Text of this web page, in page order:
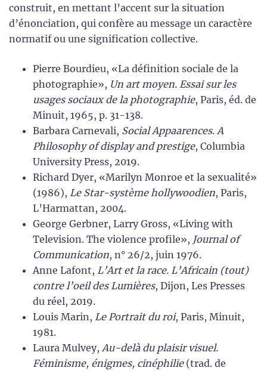
construit, en mettant l’accent sur la situation
d’énonciation, qui confère au message un caractère
normatif ou une signification collective.
Pierre Bourdieu, «La définition sociale de la
photographie», Un art moyen. Essai sur les
usages sociaux de la photographie, Paris, éd. de
Minuit, 1965, p. 31-138.
Barbara Carnevali, Social Appaarences. A
Philosophy of display and prestige, Columbia
University Press, 2019.
Richard Dyer, «Marilyn Monroe et la sexualité»
(1986), Le Star-système hollywoodien, Paris,
L’Harmattan, 2004.
George Gerbner, Larry Gross, «Living with
Television. The violence profile», Journal of
Communication, n° 26/2, juin 1976.
Anne Lafont, L’Art et la race. L’Africain (tout)
contre l’oeil des Lumières, Dijon, Les Presses
du réel, 2019.
Louis Marin, Le Portrait du roi, Paris, Minuit,
1981.
Laura Mulvey, Au-delà du plaisir visuel.
Féminisme, énigmes, cinéphilie(trad. de